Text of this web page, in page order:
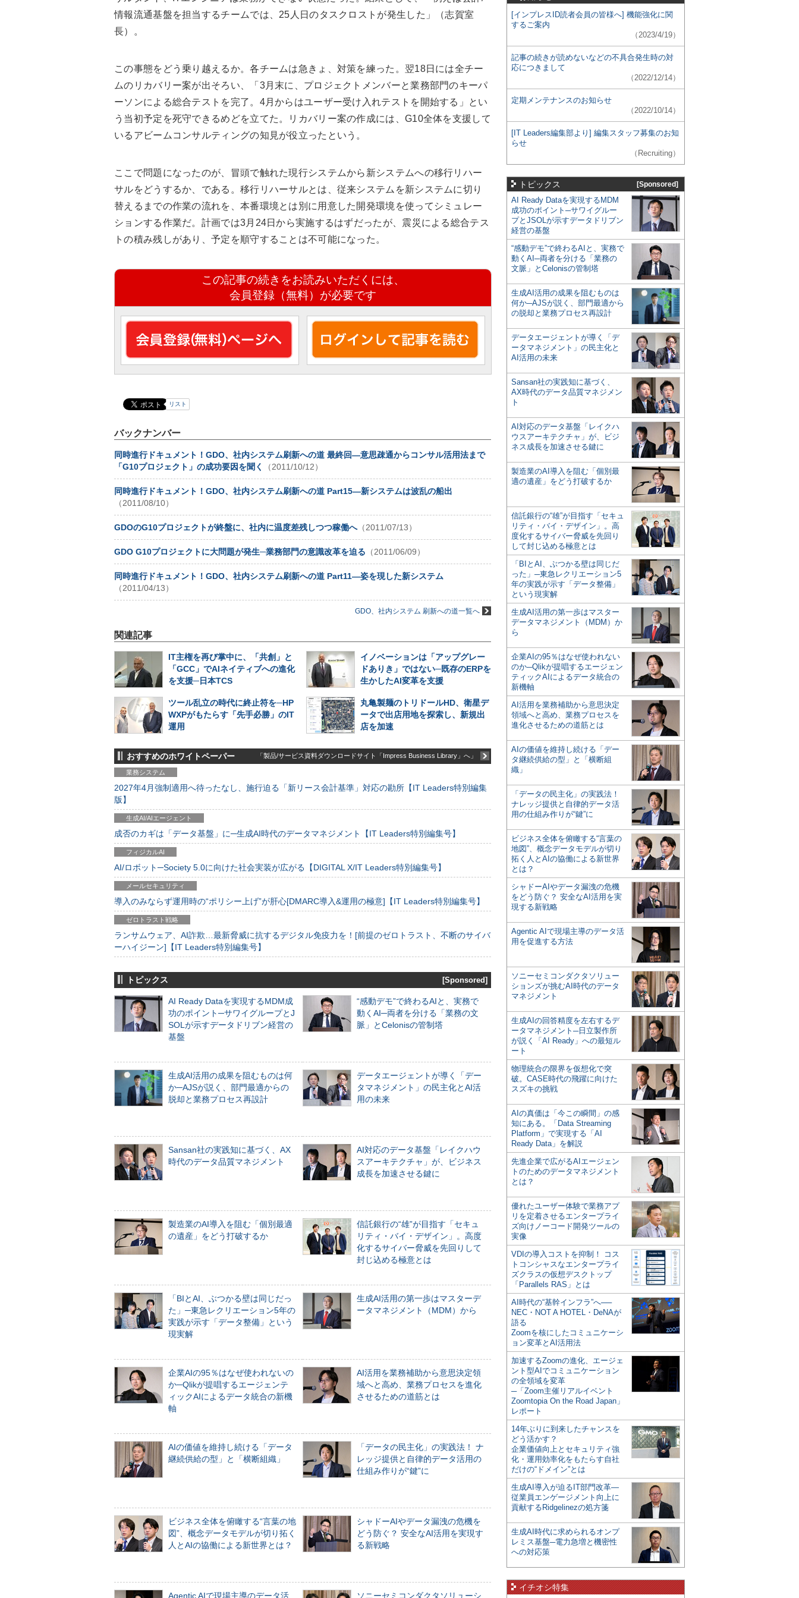
情報流通基盤を担当するチームでは、25人日のタスクロストが発生した」（志賀室
長）。
この事態をどう乗り越えるか。各チームは急きょ、対策を練った。翌18日には全チー
ムのリカバリー案が出そろい、「3月末に、プロジェクトメンバーと業務部門のキーパ
ーソンによる総合テストを完了。4月からはユーザー受け入れテストを開始する」とい
う当初予定を死守できるめどを立てた。リカバリー案の作成には、G10全体を支援して
いるアビームコンサルティングの知見が役立ったという。
ここで問題になったのが、冒頭で触れた現行システムから新システムへの移行リハー
サルをどうするか、である。移行リハーサルとは、従来システムを新システムに切り
替えるまでの作業の流れを、本番環境とは別に用意した開発環境を使ってシミュレー
ションする作業だ。計画では3月24日から実施するはずだったが、震災による総合テス
トの積み残しがあり、予定を順守することは不可能になった。
この記事の続きをお読みいただくには、
会員登録（無料）が必要です
リスト
バックナンバー
同時進行ドキュメント！GDO、社内システム刷新への道 最終回―意思疎通からコンサル活用法まで
「G10プロジェクト」の成功要因を聞く
（2011/10/12）
同時進行ドキュメント！GDO、社内システム刷新への道 Part15―新システムは波乱の船出
（2011/08/10）
GDOのG10プロジェクトが終盤に、社内に温度差残しつつ稼働へ（2011/07/13）
GDO G10プロジェクトに大問題が発生─業務部門の意識改革を迫る （2011/06/09）
同時進行ドキュメント！GDO、社内システム刷新への道 Part11―姿を現した新システム
（2011/04/13）
GDO、社内システム 刷新への道一覧へ
関連記事
IT主権を再び掌中に、「共創」と
「GCC」でAIネイティブへの進化
を支援─日本TCS
イノベーションは「アップグレー
ドありき」ではない─既存のERPを
生かしたAI変革を支援
ツール乱立の時代に終止符を─HP
WXPがもたらす「先手必勝」のIT
運用
丸亀製麺のトリドールHD、衛星デ
ータで出店用地を探索し、新規出
店を加速
おすすめのホワイトペーパー 「製品/サービス資料ダウンロードサイト「Impress Business Library」へ」
業務システム
2027年4月強制適用へ待ったなし、施行迫る「新リース会計基準」対応の勘所【IT Leaders特別編集
版】
生成AI/AIエージェント
成否のカギは「データ基盤」に─生成AI時代のデータマネジメント【IT Leaders特別編集号】
フィジカルAI
AI/ロボット─Society 5.0に向けた社会実装が広がる【DIGITAL X/IT Leaders特別編集号】
メールセキュリティ
導入のみならず運用時の“ポリシー上げ”が肝心[DMARC導入&運用の極意]【IT Leaders特別編集号】
ゼロトラスト戦略
ランサムウェア、AI詐欺…最新脅威に抗するデジタル免疫力を！[前提のゼロトラスト、不断のサイバ
ーハイジーン]【IT Leaders特別編集号】
トピックス [Sponsored]
AI Ready Dataを実現するMDM成
功のポイント─サワイグループとJ
SOLが示すデータドリブン経営の
基盤
“感動デモ”で終わるAIと、実務で
動くAI─両者を分ける「業務の文
脈」とCelonisの管制塔
生成AI活用の成果を阻むものは何
か─AJSが説く、部門最適からの
脱却と業務プロセス再設計
データエージェントが導く「デー
タマネジメント」の民主化とAI活
用の未来
Sansan社の実践知に基づく、AX
時代のデータ品質マネジメント
AI対応のデータ基盤「レイクハウ
スアーキテクチャ」が、ビジネス
成長を加速させる鍵に
製造業のAI導入を阻む「個別最適
の遺産」をどう打破するか
信託銀行の“雄”が目指す「セキュ
リティ・バイ・デザイン」。高度
化するサイバー脅威を先回りして
封じ込める極意とは
「BIとAI、ぶつかる壁は同じだっ
た」─東急レクリエーション5年の
実践が示す「データ整備」という
現実解
生成AI活用の第一歩はマスターデ
ータマネジメント（MDM）から
企業AIの95％はなぜ使われないの
か─Qlikが提唱するエージェンテ
ィックAIによるデータ統合の新機
軸
AI活用を業務補助から意思決定領
域へと高め、業務プロセスを進化
させるための道筋とは
AIの価値を維持し続ける「データ
継続供給の型」と「横断組織」
「データの民主化」の実践法！ ナ
レッジ提供と自律的データ活用の
仕組み作りが“鍵”に
ビジネス全体を俯瞰する“言葉の地
図”、概念データモデルが切り拓く
人とAIの協働による新世界とは？
シャドーAIやデータ漏洩の危機を
どう防ぐ？ 安全なAI活用を実現す
る新戦略
Agentic AIで現場主導のデータ活 ソニーセミコンダクタソリューシ
[インプレスID読者会員の皆様へ] 機能強化に関
するご案内
（2023/4/19）
記事の続きが読めないなどの不具合発生時の対
応につきまして
（2022/12/14）
定期メンテナンスのお知らせ
（2022/10/14）
[IT Leaders編集部より] 編集スタッフ募集のお知
らせ
（Recruiting）
トピックス [Sponsored]
AI Ready Dataを実現するMDM
成功のポイント─サワイグルー
プとJSOLが示すデータドリブン
経営の基盤
“感動デモ”で終わるAIと、実務で
動くAI─両者を分ける「業務の
文脈」とCelonisの管制塔
生成AI活用の成果を阻むものは
何か─AJSが説く、部門最適から
の脱却と業務プロセス再設計
データエージェントが導く「デ
ータマネジメント」の民主化と
AI活用の未来
Sansan社の実践知に基づく、
AX時代のデータ品質マネジメン
ト
AI対応のデータ基盤「レイクハ
ウスアーキテクチャ」が、ビジ
ネス成長を加速させる鍵に
製造業のAI導入を阻む「個別最
適の遺産」をどう打破するか
信託銀行の“雄”が目指す「セキュ
リティ・バイ・デザイン」。高
度化するサイバー脅威を先回り
して封じ込める極意とは
「BIとAI、ぶつかる壁は同じだ
った」─東急レクリエーション5
年の実践が示す「データ整備」
という現実解
生成AI活用の第一歩はマスター
データマネジメント（MDM）か
ら
企業AIの95％はなぜ使われない
のか─Qlikが提唱するエージェン
ティックAIによるデータ統合の
新機軸
AI活用を業務補助から意思決定
領域へと高め、業務プロセスを
進化させるための道筋とは
AIの価値を維持し続ける「デー
タ継続供給の型」と「横断組
織」
「データの民主化」の実践法！
ナレッジ提供と自律的データ活
用の仕組み作りが“鍵”に
ビジネス全体を俯瞰する“言葉の
地図”、概念データモデルが切り
拓く人とAIの協働による新世界
とは？
シャドーAIやデータ漏洩の危機
をどう防ぐ？ 安全なAI活用を実
現する新戦略
Agentic AIで現場主導のデータ活
用を促進する方法
ソニーセミコンダクタソリュー
ションズが挑むAI時代のデータ
マネジメント
生成AIの回答精度を左右するデ
ータマネジメント─日立製作所
が説く「AI Ready」への最短ル
ート
物理統合の限界を仮想化で突
破。CASE時代の飛躍に向けた
スズキの挑戦
AIの真価は「今この瞬間」の感
知にある。「Data Streaming
Platform」で実現する「AI
Ready Data」を解説
先進企業で広がるAIエージェン
トのためのデータマネジメント
とは？
優れたユーザー体験で業務アプ
リを定着させるエンタープライ
ズ向けノーコード開発ツールの
実像
VDIの導入コストを抑制！ コス
トコンシャスなエンタープライ
ズクラスの仮想デスクトップ
「Parallels RAS」とは
AI時代の“基幹インフラ”へ──
NEC・NOT A HOTEL・DeNAが
語る
Zoomを核にしたコミュニケーシ
ョン変革とAI活用法
加速するZoomの進化、エージェ
ント型AIでコミュニケーション
の全領域を変革
─「Zoom主催リアルイベント
Zoomtopia On the Road Japan」
レポート
14年ぶりに到来したチャンスを
どう活かす？
企業価値向上とセキュリティ強
化・運用効率化をもたらす自社
だけの“ドメイン”とは
生成AI導入が迫るIT部門改革―
従業員エンゲージメント向上に
貢献するRidgelinezの処方箋
生成AI時代に求められるオンプ
レミス基盤─電力急増と機密性
への対応策
イチオシ特集